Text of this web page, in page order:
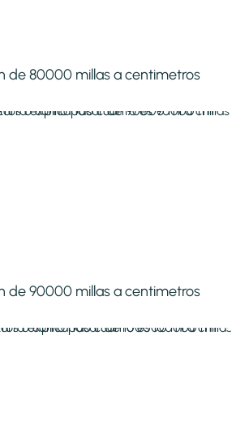
de 80000 millas a centimetros
de 90000 millas a centimetros